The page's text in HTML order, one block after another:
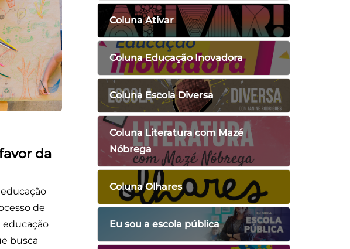
da
de
educação
busca
Coluna Ativar
Coluna Educação Inovadora
Coluna Escola Diversa
Coluna Literatura com Mazé
Nóbrega
Coluna Olhares
Eu sou a escola pública